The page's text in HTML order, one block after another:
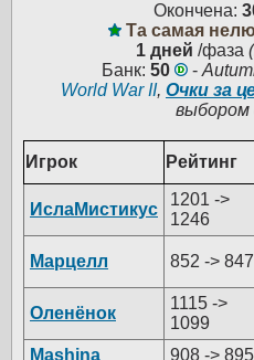
Окончена:
Та самая
1 дней /фаза
Банк: 50 -
World War II, Очки за
Игрок Рейтинг
ИслаМистикус
1201 ->
1246
Марцелл 852 -> 847
Оленёнок
1115 ->
1099
Mashina 908 -> 895